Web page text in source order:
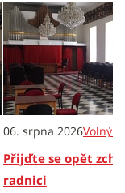
06. srpna 2026Volný
Přijďte se opět
radnici